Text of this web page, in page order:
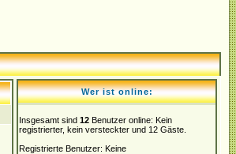
Wer ist online:
Insgesamt sind 12 Benutzer online: Kein
registrierter, kein versteckter und 12 Gäste.
Registrierte Benutzer: Keine